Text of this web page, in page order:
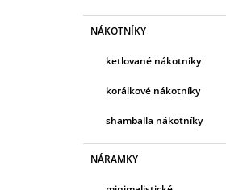
NÁKOTNÍKY
ketlované nákotníky
korálkové nákotníky
shamballa nákotníky
NÁRAMKY